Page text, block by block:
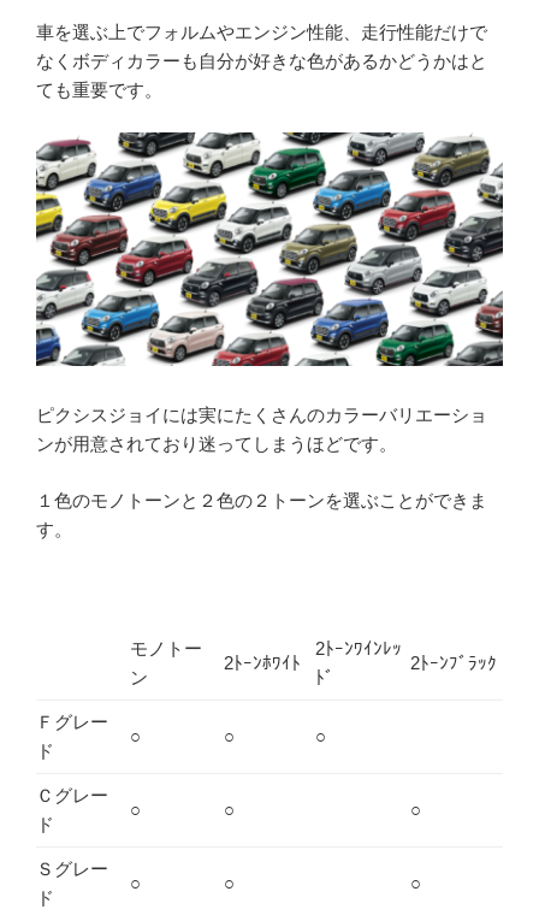
車を選ぶ上でフォルムやエンジン性能、走行性能だけで
なくボディカラーも自分が好きな色があるかどうかはと
ても重要です。
ピクシスジョイには実にたくさんのカラーバリエーショ
ンが用意されており迷ってしまうほどです。
１色のモノトーンと２色の２トーンを選ぶことができま
す。
モノトー
ン
2ﾄｰﾝﾎﾜｲﾄ
2ﾄｰﾝﾜｲﾝﾚｯ
ﾄﾞ
2ﾄｰﾝﾌﾞﾗｯｸ
Ｆグレー
ド
○ ○ ○
Ｃグレー
ド
○ ○ ○
Ｓグレー
ド
○ ○ ○